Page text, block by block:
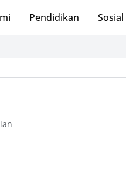
Pendidikan Sosial